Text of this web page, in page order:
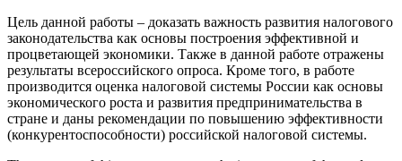
Цель данной работы – доказать важность развития налогового
законодательства как основы построения эффективной и
процветающей экономики. Также в данной работе отражены
результаты всероссийского опроса. Кроме того, в работе
производится оценка налоговой системы России как основы
экономического роста и развития предпринимательства в
стране и даны рекомендации по повышению эффективности
(конкурентоспособности) российской налоговой системы.